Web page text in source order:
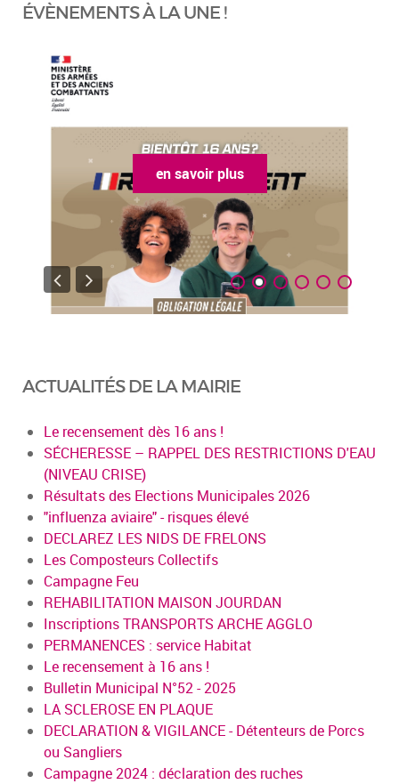
ÉVÈNEMENTS À LA UNE !
en savoir plus
ACTUALITÉS DE LA MAIRIE
Le recensement dès 16 ans !
SÉCHERESSE – RAPPEL DES RESTRICTIONS D'EAU
(NIVEAU CRISE)
Résultats des Elections Municipales 2026
"influenza aviaire" - risques élevé
DECLAREZ LES NIDS DE FRELONS
Les Composteurs Collectifs
Campagne Feu
REHABILITATION MAISON JOURDAN
Inscriptions TRANSPORTS ARCHE AGGLO
PERMANENCES : service Habitat
Le recensement à 16 ans !
Bulletin Municipal N°52 - 2025
LA SCLEROSE EN PLAQUE
DECLARATION & VIGILANCE - Détenteurs de Porcs
ou Sangliers
Campagne 2024 : déclaration des ruches